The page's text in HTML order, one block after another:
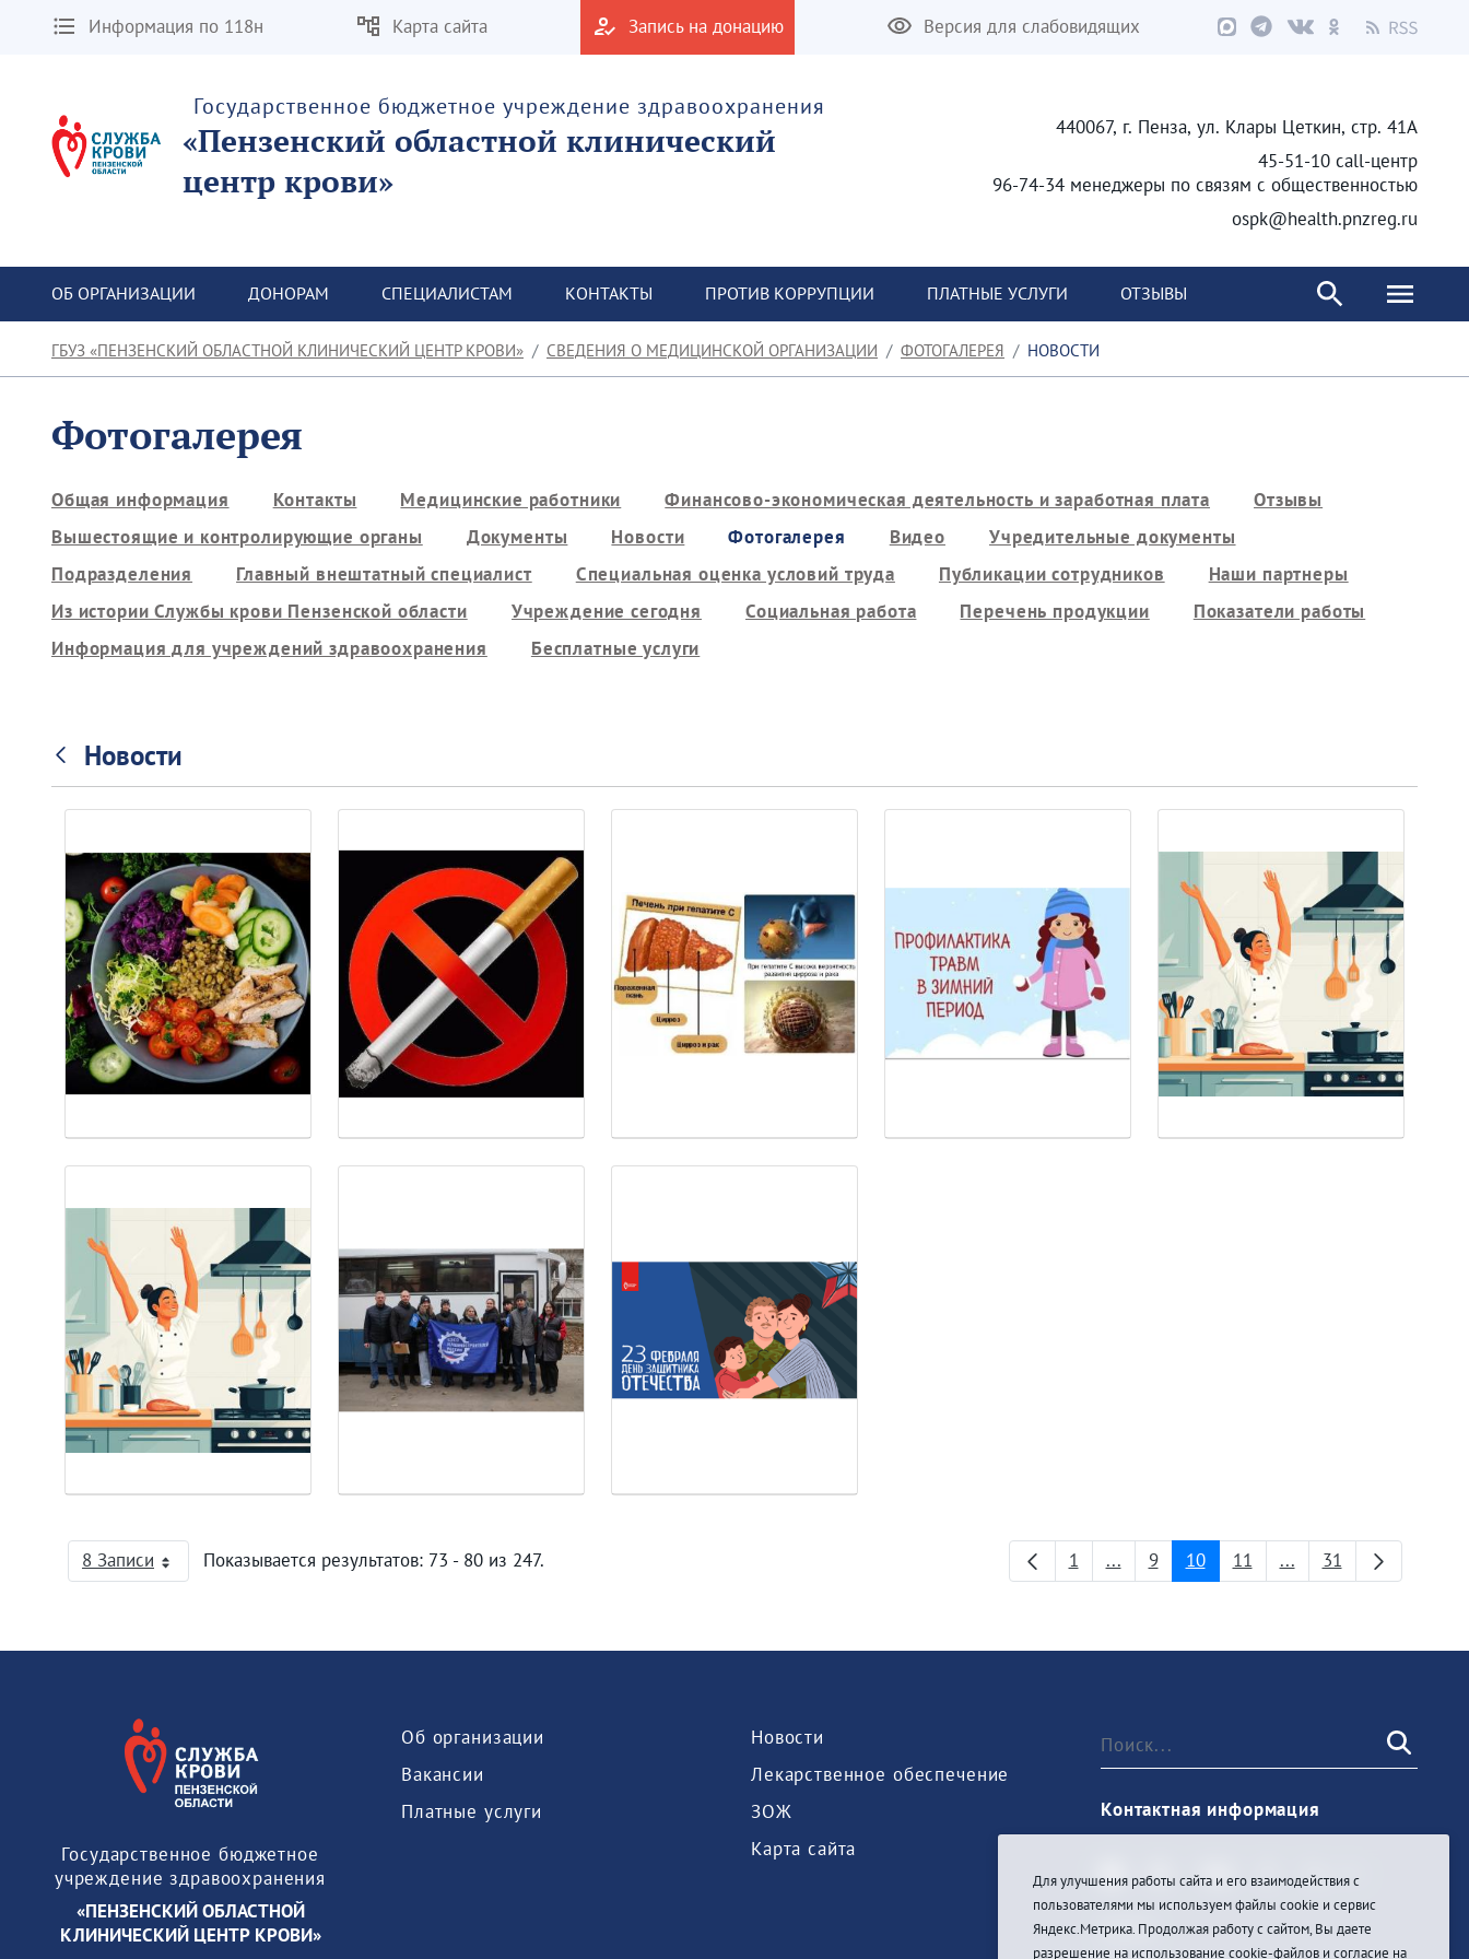
Информация по 118н Карта сайта Запись на донацию Версия для слабовидящих
Государственное бюджетное учреждение здравоохранения
«Пензенский областной клинический
центр крови»
440067, г. Пенза, ул. Клары Цеткин, стр. 41А
45-51-10 call-центр
96-74-34 менеджеры по связям с общественностью
ospk@health.pnzreg.ru
ОБ ОРГАНИЗАЦИИ ДОНОРАМ СПЕЦИАЛИСТАМ КОНТАКТЫ ПРОТИВ КОРРУПЦИИ ПЛАТНЫЕ УСЛУГИ ОТЗЫВЫ
ГБУЗ «ПЕНЗЕНСКИЙ ОБЛАСТНОЙ КЛИНИЧЕСКИЙ ЦЕНТР КРОВИ» СВЕДЕНИЯ О МЕДИЦИНСКОЙ ОРГАНИЗАЦИИ ФОТОГАЛЕРЕЯ НОВОСТИ
Фотогалерея
Общая информация Контакты Медицинские работники Финансово-экономическая деятельность и заработная плата
Отзывы
Вышестоящие и контролирующие органы
Документы Новости Фотогалерея Видео
Учредительные документы
Подразделения
Главный внештатный специалист Специальная оценка условий труда Публикации сотрудников
Наши партнеры
Из истории Службы крови Пензенской области
Учреждение сегодня Социальная работа Перечень продукции
Показатели работы
Информация для учреждений здравоохранения
Бесплатные услуги
Новости
8 ЗаписиНа страницуПоказывается результатов: 73 - 80 из 247. Страница
1 ...Промежуточные страницы
Страница
9 Страница
10 Страница
11 ...Промежуточные
Страница
31
Государственное бюджетное
учреждение здравоохранения
«ПЕНЗЕНСКИЙ ОБЛАСТНОЙ
КЛИНИЧЕСКИЙ ЦЕНТР КРОВИ»
Об организации
Вакансии
Платные услуги
Новости
Лекарственное обеспечение
ЗОЖ
Карта сайта
Контактная информация
Войти
Для улучшения работы сайта и его взаимодействия с
пользователями мы используем файлы cookie и сервис
Яндекс.Метрика. Продолжая работу с сайтом, Вы даете
разрешение на использование cookie-файлов и согласие на